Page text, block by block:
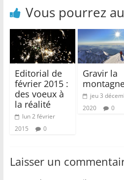
Vous pourrez
Editorial de
février 2015 :
des voeux à
la réalité
lun 2 février
2015
0
Gravir la
jeu 3
2020
0
Laisser un